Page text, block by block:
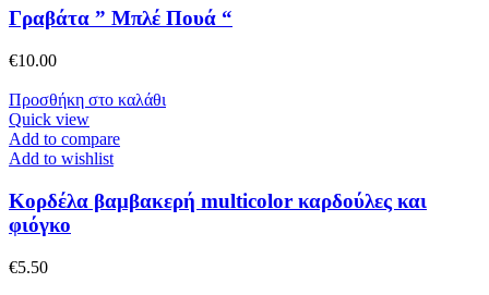
Γραβάτα ” Μπλέ Πουά “
€10.00
Προσθήκη στο καλάθι
Quick view
Add to compare
Add to wishlist
Κορδέλα βαμβακερή multicolor καρδούλες και
φιόγκο
€5.50